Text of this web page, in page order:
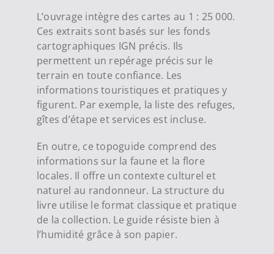
L’ouvrage intègre des cartes au 1 : 25 000.
Ces extraits sont basés sur les fonds
cartographiques IGN précis. Ils
permettent un repérage précis sur le
terrain en toute confiance. Les
informations touristiques et pratiques y
figurent. Par exemple, la liste des refuges,
gîtes d’étape et services est incluse.
En outre, ce topoguide comprend des
informations sur la faune et la flore
locales. Il offre un contexte culturel et
naturel au randonneur. La structure du
livre utilise le format classique et pratique
de la collection. Le guide résiste bien à
l’humidité grâce à son papier.